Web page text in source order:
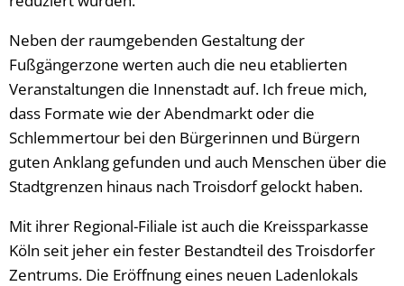
Neben der raumgebenden Gestaltung der
Fußgängerzone werten auch die neu etablierten
Veranstaltungen die Innenstadt auf. Ich freue mich,
dass Formate wie der Abendmarkt oder die
Schlemmertour bei den Bürgerinnen und Bürgern
guten Anklang gefunden und auch Menschen über die
Stadtgrenzen hinaus nach Troisdorf gelockt haben.
Mit ihrer Regional-Filiale ist auch die Kreissparkasse
Köln seit jeher ein fester Bestandteil des Troisdorfer
Zentrums. Die Eröffnung eines neuen Ladenlokals